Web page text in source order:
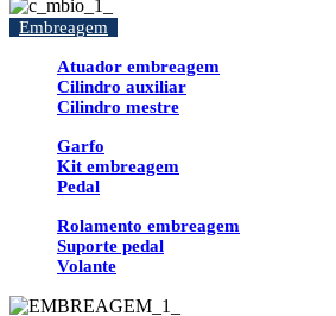
Embreagem
Atuador embreagem
Cilindro auxiliar
Cilindro mestre
Garfo
Kit embreagem
Pedal
Rolamento embreagem
Suporte pedal
Volante